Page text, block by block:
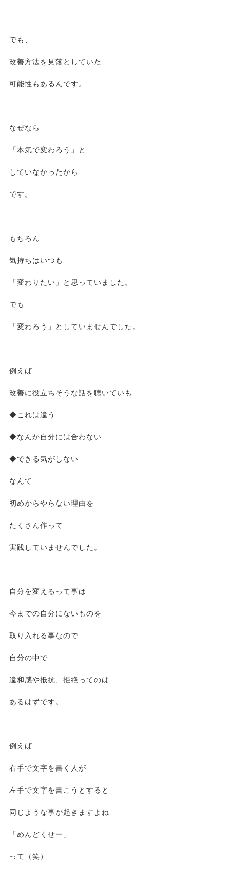
でも、
改善方法を見落としていた
可能性もあるんです。
なぜなら
「本気で変わろう」と
していなかったから
です。
もちろん
気持ちはいつも
「変わりたい」と思っていました。
でも
「変わろう」としていませんでした。
例えば
改善に役立ちそうな話を聴いていも
◆これは違う
◆なんか自分には合わない
◆できる気がしない
なんて
初めからやらない理由を
たくさん作って
実践していませんでした。
自分を変えるって事は
今までの自分にないものを
取り入れる事なので
自分の中で
違和感や抵抗、拒絶ってのは
あるはずです。
例えば
右手で文字を書く人が
左手で文字を書こうとすると
同じような事が起きますよね
「めんどくせー」
って（笑）